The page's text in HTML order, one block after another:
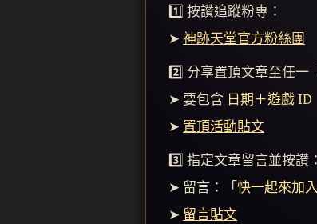
1️⃣ 按讚追蹤粉專：
➤ 神跡天堂官方粉絲團
2️⃣ 分享置頂文章至任一
➤ 要包含 日期＋遊戲 ID
➤ 置頂活動貼文
3️⃣ 指定文章留言並按讚：
➤ 留言：「快一起來加
➤ 留言貼文